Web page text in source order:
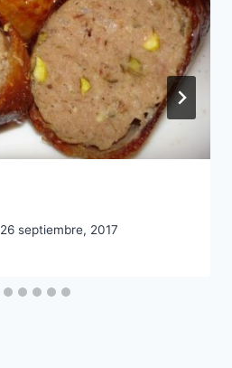
26 septiembre, 2017